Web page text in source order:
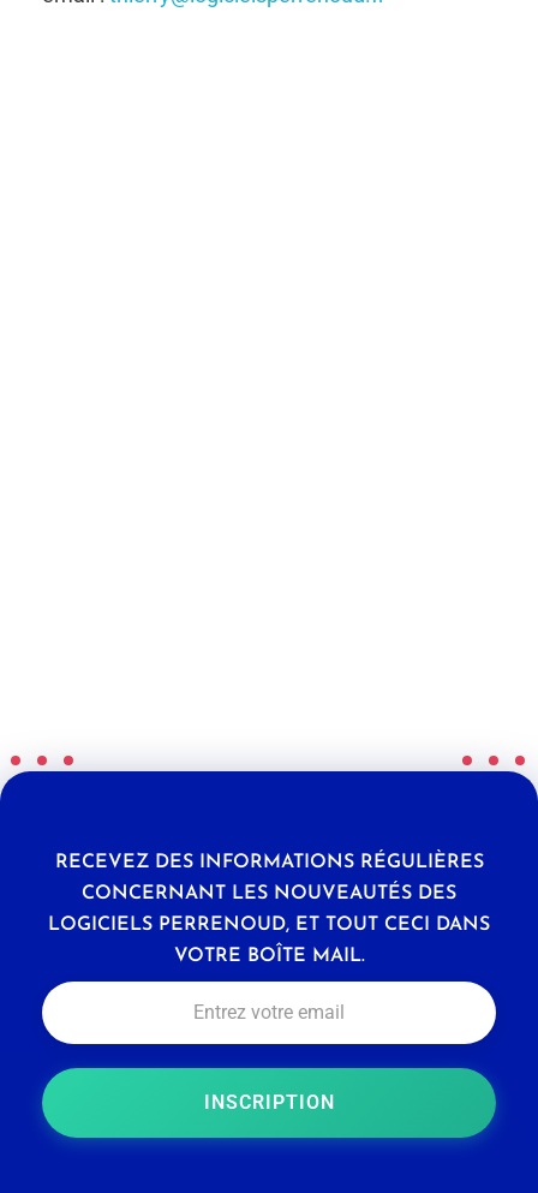
RECEVEZ DES INFORMATIONS RÉGULIÈRES
CONCERNANT LES NOUVEAUTÉS DES
LOGICIELS PERRENOUD, ET TOUT CECI DANS
VOTRE BOÎTE MAIL.
INSCRIPTION